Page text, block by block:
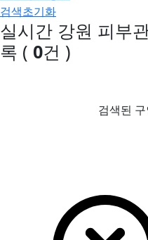
검색초기화
실시간 강원 피부
록 ( 0건 )
검색된